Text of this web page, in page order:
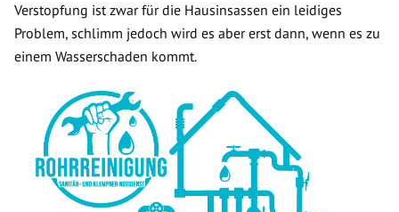
Verstopfung ist zwar für die Hausinsassen ein leidiges
Problem, schlimm jedoch wird es aber erst dann, wenn es zu
einem Wasserschaden kommt.